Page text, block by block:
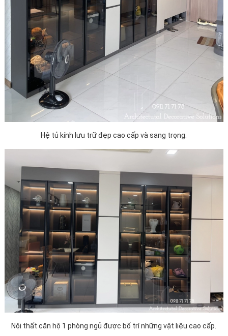
Hệ tủ kính lưu trữ đẹp cao cấp và sang trọng.
Nội thất căn hộ 1 phòng ngủ được bố trí những vật liệu cao cấp.